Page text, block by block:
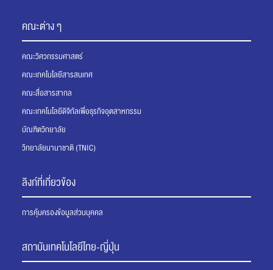
คณะต่าง ๆ
คณะวิศวกรรมศาสตร์
คณะเทคโนโลยีสารสนเทศ
คณะสื่อสารสากล
คณะเทคโนโลยีดิจิทัลเพื่อธุรกิจอุตสาหกรรม
บัณฑิตวิทยาลัย
วิทยาลัยนานาชาติ (TNIC)
ลิงก์ที่เกี่ยวข้อง
การคุ้มครองข้อมูลส่วนบุคคล
สถาบันเทคโนโลยีไทย-ญี่ปุ่น